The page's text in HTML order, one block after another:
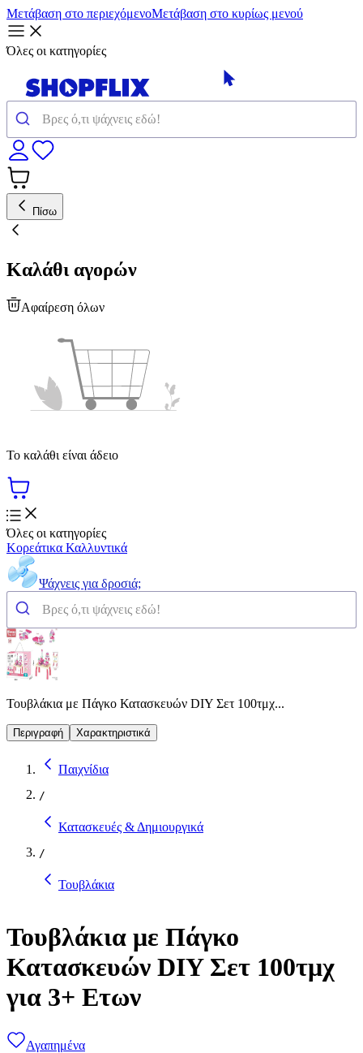
Μετάβαση στο περιεχόμενοΜετάβαση στο κυρίως μενού
Όλες οι κατηγορίες
Πίσω
Καλάθι αγορών
Αφαίρεση όλων
Το καλάθι είναι άδειο
Όλες οι κατηγορίες
Κορεάτικα Καλλυντικά
Ψάχνεις για δροσιά;
Τουβλάκια με Πάγκο Κατασκευών DIY Σετ 100τμχ...
Περιγραφή Χαρακτηριστικά
Παιχνίδια
/
Κατασκευές & Δημιουργικά
/
Τουβλάκια
Τουβλάκια με Πάγκο
Κατασκευών DIY Σετ 100τμχ
για 3+ Ετων
Αγαπημένα